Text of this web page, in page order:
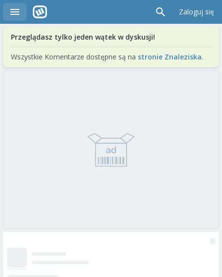
Zaloguj się
Przeglądasz tylko jeden wątek w dyskusji!
Wszystkie Komentarze dostępne są na stronie Znaleziska.